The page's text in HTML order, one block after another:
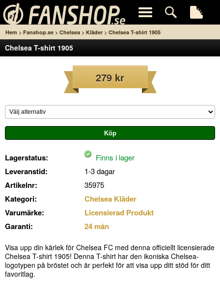
Hem > Fanshop.se > Chelsea > Kläder > Chelsea T-shirt 1905
Chelsea T-shirt 1905
279 kr
Lagerstatus: Finns i lager
Leveranstid: 1-3 dagar
Artikelnr: 35975
Kategori:
Chelsea Kläder
Varumärke:
Licensierad Produkt
Garanti:
24 mån
Visa upp din kärlek för Chelsea FC med denna officiellt licensierade
Chelsea T-shirt 1905! Denna T-shirt har den ikoniska Chelsea-
logotypen på bröstet och är perfekt för att visa upp ditt stöd för ditt
favoritlag.